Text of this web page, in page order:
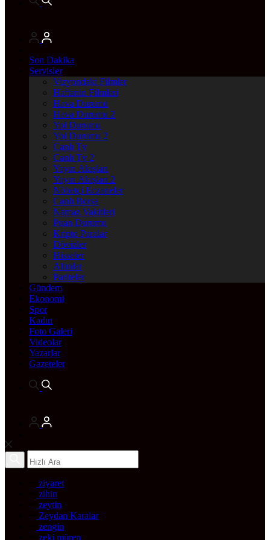
Son Dakika
Servisler
Vizyondaki Filmler
Haftanin Filmleri
Hava Durumu
Hava Durumu 2
Yol Durumu
Yol Durumu 2
Canlı Tv
Canlı Tv 2
Yayın Akışları
Yayın Akışları 2
Nöbetçi Eczaneler
Canlı Borsa
Namaz Vakitleri
Puan Durumu
Kripto Paralar
Dövizler
Hisseler
Altınlar
Pariteler
Gündem
Ekonomi
Spor
Kadın
Foto Galeri
Videolar
Yazarlar
Gazeteler
ziyaret
zihin
zeytin
Zeydan Karalar
zengin
zeki müren